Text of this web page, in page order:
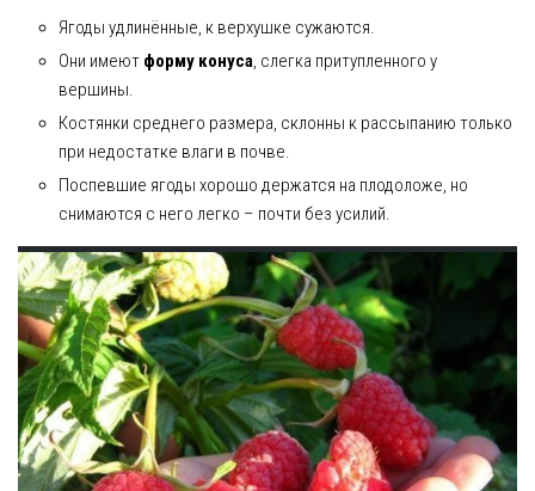
Ягоды удлинённые, к верхушке сужаются.
Они имеют форму конуса, слегка притупленного у
вершины.
Костянки среднего размера, склонны к рассыпанию только
при недостатке влаги в почве.
Поспевшие ягоды хорошо держатся на плодоложе, но
снимаются с него легко – почти без усилий.